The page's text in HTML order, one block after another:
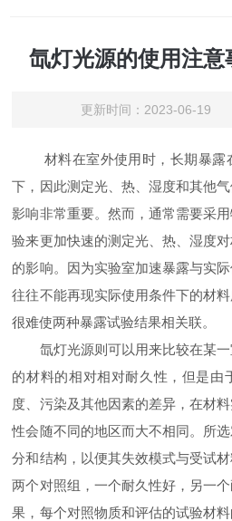
氙灯光源的使用注意
更新时间：2023-06-19
材料在室外使用时，长期暴露
下，因此测定光、热、湿度和其他
影响非常重要。然而，通常需要采
验来更加快速的测定光、热、湿度
的影响。因为实验室加速暴露与实
往往不能再现实际使用条件下的材
很难使两种暴露试验结果相关联。
氙灯光源则可以用来比较在某一
的材料的相对相对耐久性，但是由
度、污染及其他因素的差异，在材
性会随不同的地区而大不相同。所
分和结构，以便其失效模式与受试
两个对照组，一个耐久性好，另一
果，每个对照物质和评估的试验材